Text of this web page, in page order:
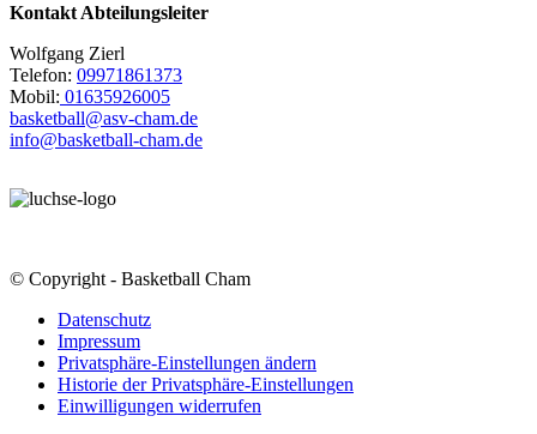
Kontakt Abteilungsleiter
Wolfgang Zierl
Telefon: 09971861373
Mobil: 01635926005
basketball@asv-cham.de
info@basketball-cham.de
© Copyright - Basketball Cham
Datenschutz
Impressum
Privatsphäre-Einstellungen ändern
Historie der Privatsphäre-Einstellungen
Einwilligungen widerrufen